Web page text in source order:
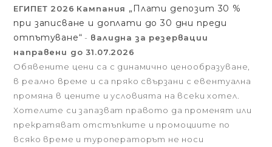
ЕГИПЕТ 2026 Кампания „Плати депозит 30 %
при записване и доплати до 30 дни преди
отпътуване“ - валидна за резервации
направени до 31.07.2026
Обявените цени са с динамично ценообразуване,
в реално време и са пряко свързани с евентуална
промяна в цените и условията на всеки хотел.
Хотелите си запазват правото да променят или
прекратяват отстъпките и промоциите по
всяко време и туроператорът не носи